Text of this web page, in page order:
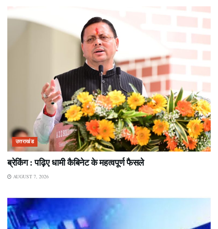
उत्तराखंड
ब्रेकिंग : पढ़िए धामी कैबिनेट के महत्वपूर्ण फैसले
AUGUST 7, 2026